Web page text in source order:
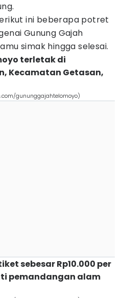
ini beberapa potret
Gunung Gajah
simak hingga selesai.
terletak di
Kecamatan Getasan,
gununggajahtelomoyo)
sebesar Rp10.000 per
pemandangan alam